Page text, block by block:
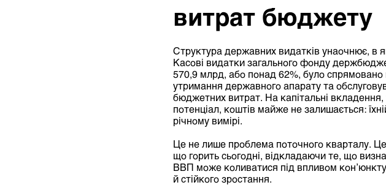
витрат бюджету
Структура державних видатків унаочнює, в
Касові видатки загального фонду
570,9 млрд, або понад 62%, було спрямовано
утримання державного апарату та
бюджетних витрат. На капітальні
потенціал, коштів майже не залишається:
річному вимірі.
Це не лише проблема поточного кварталу.
що горить сьогодні, відкладаючи те, що
ВВП може коливатися під впливом
й стійкого зростання.